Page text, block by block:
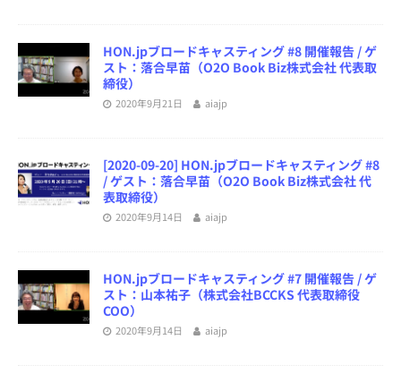
HON.jpブロードキャスティング #8 開催報告 / ゲ
スト：落合早苗（O2O Book Biz株式会社 代表取
締役）
2020年9月21日 aiajp
[2020-09-20] HON.jpブロードキャスティング #8
/ ゲスト：落合早苗（O2O Book Biz株式会社 代
表取締役）
2020年9月14日 aiajp
HON.jpブロードキャスティング #7 開催報告 / ゲ
スト：山本祐子（株式会社BCCKS 代表取締役
COO）
2020年9月14日 aiajp